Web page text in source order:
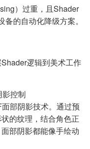
）过重，且Shader
的自动化降级方案。
逻辑到美术工作
控制
部阴影技术。通过预
的纹理，结合角色正
部阴影都能像手绘动